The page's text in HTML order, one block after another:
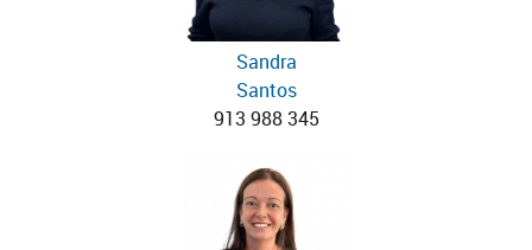
Sandra
Santos
913 988 345